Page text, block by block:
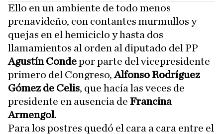
Ello en un ambiente de todo menos
prenavideño, con contantes murmullos y
quejas en el hemiciclo y hasta dos
llamamientos al orden al diputado del PP
Agustín Condepor parte del vicepresidente
primero del Congreso,Alfonso Rodríguez
Gómez de Celis, que hacía las veces de
presidente en ausencia de Francina
Armengol.
Para los postres quedó el cara a cara entre el